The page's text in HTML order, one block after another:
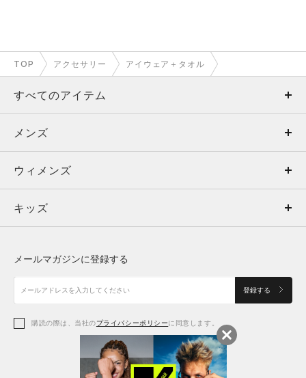
TOP アクセサリー アイウェア＋タオル
すべてのアイテム
メンズ
ウィメンズ
キッズ
アクセサリー
メンズ
トップス
ボトムス
アクセサリー
ウィメンズ
トップス
シューズ
アクセサリー
キッズ
シューズ
メールマガジンに登録する
登録する
購読の際は、当社のプライバシーポリシーに同意します。